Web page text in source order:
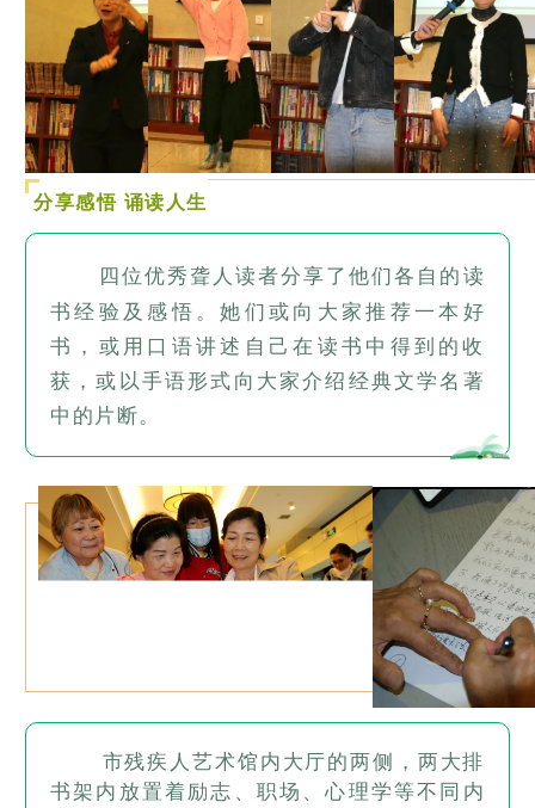
分享感悟 诵读人生
四位优秀聋人读者分享了他们各自的读
书经验及感悟。她们或向大家推荐一本好
书，或用口语讲述自己在读书中得到的收
获，或以手语形式向大家介绍经典文学名著
中的片断。
市残疾人艺术馆内大厅的两侧，两大排
书架内放置着励志、职场、心理学等不同内